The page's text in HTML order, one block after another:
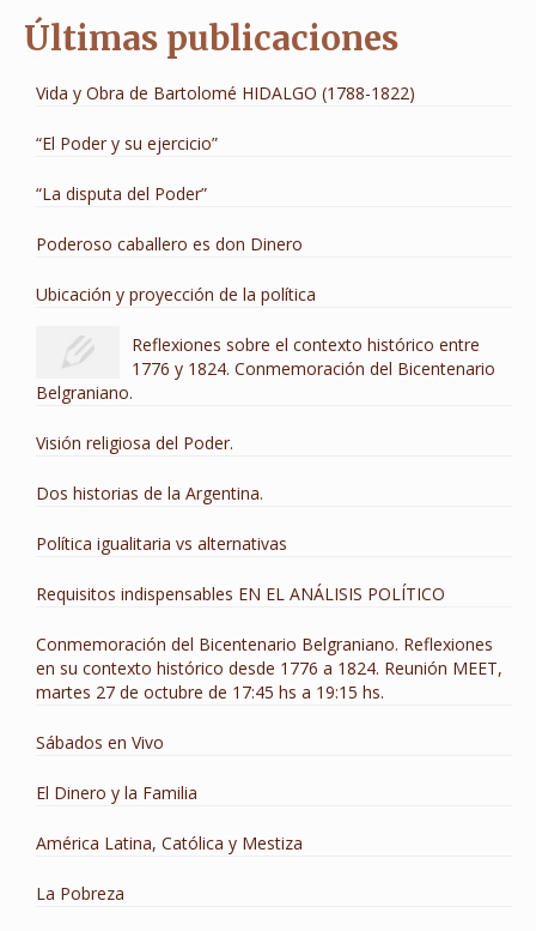
Últimas publicaciones
Vida y Obra de Bartolomé HIDALGO (1788-1822)
“El Poder y su ejercicio”
“La disputa del Poder”
Poderoso caballero es don Dinero
Ubicación y proyección de la política
Reflexiones sobre el contexto histórico entre
1776 y 1824. Conmemoración del Bicentenario
Belgraniano.
Visión religiosa del Poder.
Dos historias de la Argentina.
Política igualitaria vs alternativas
Requisitos indispensables EN EL ANÁLISIS POLÍTICO
Conmemoración del Bicentenario Belgraniano. Reflexiones
en su contexto histórico desde 1776 a 1824. Reunión MEET,
martes 27 de octubre de 17:45 hs a 19:15 hs.
Sábados en Vivo
El Dinero y la Familia
América Latina, Católica y Mestiza
La Pobreza